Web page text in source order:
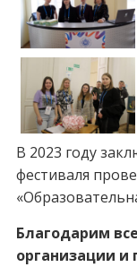
В 2023 году
фестиваля
Благодарим
организации